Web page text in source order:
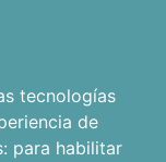
tecnologías
de
para habilitar